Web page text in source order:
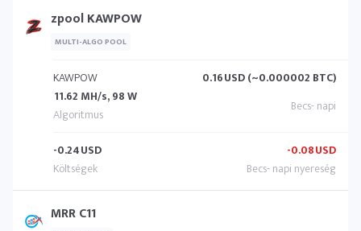
zpool KAWPOW
MULTI-ALGO POOL
KAWPOW
11.62 MH/s, 98 W
0.16USD (~0.000002 BTC)
-0.24USD -0.08USD
MRR C11